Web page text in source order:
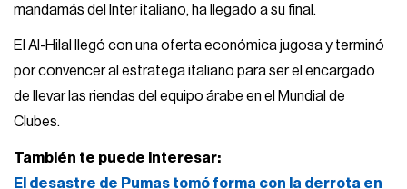
mandamás del Inter italiano, ha llegado a su final.
El Al-Hilal llegó con una oferta económica jugosa y terminó
por convencer al estratega italiano para ser el encargado
de llevar las riendas del equipo árabe en el Mundial de
Clubes.
También te puede interesar:
El desastre de Pumas tomó forma con la derrota en